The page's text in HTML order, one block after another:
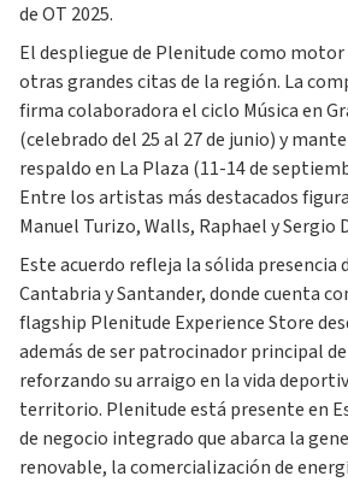
de OT 2025.
El despliegue de Plenitude como
otras grandes citas de la región. La
firma colaboradora el ciclo Música en
(celebrado del 25 al 27 de junio) y
respaldo en La Plaza (11-14 de
Entre los artistas más destacados
Manuel Turizo, Walls, Raphael y
Este acuerdo refleja la sólida presencia
Cantabria y Santander, donde cuenta
flagship Plenitude Experience Store
además de ser patrocinador principal
reforzando su arraigo en la vida
territorio. Plenitude está presente en
de negocio integrado que abarca la
renovable, la comercialización de